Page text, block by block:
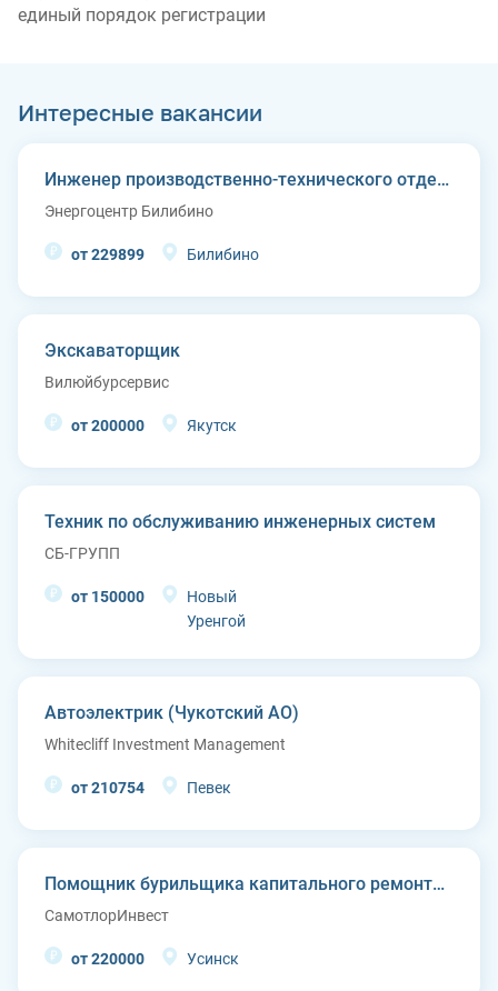
единый порядок регистрации
Интересные вакансии
Инженер производственно-технического отдела
Энергоцентр Билибино
от 229899 Билибино
Экскаваторщик
Вилюйбурсервис
от 200000 Якутск
Техник по обслуживанию инженерных систем
СБ-ГРУПП
от 150000
Новый
Уренгой
Автоэлектрик (Чукотский АО)
Whitecliff Investment Management
от 210754 Певек
Помощник бурильщика капитального ремонта скважин (КРС)
СамотлорИнвест
от 220000 Усинск